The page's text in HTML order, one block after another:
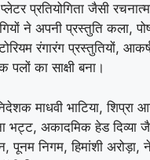
प्रतियोगिता जैसी
ने अपनी प्रस्तुति कला,
रंगारंग प्रस्तुतियों,
पलों का साक्षी बना।
माधवी भाटिया, शिप्रा
भट्ट, अकादमिक हेड दिव्या
पूनम निगम, हिमांशी